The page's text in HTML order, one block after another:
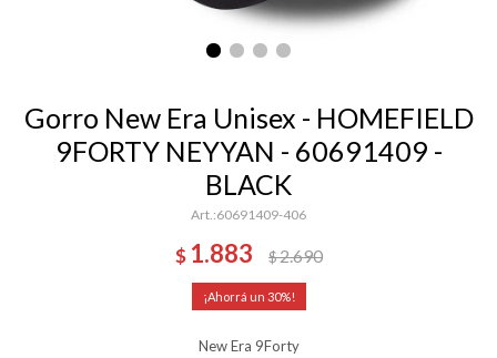
Gorro New Era Unisex - HOMEFIELD
9FORTY NEYYAN - 60691409 -
BLACK
60691409-406
$ 1.883 $2.690
30
New Era 9Forty